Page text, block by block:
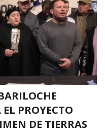
PROYECTO
DE TIERRAS